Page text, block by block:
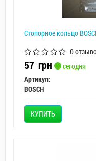
Стопорное кольцо
0
57 грн
сегодня
Артикул:
BOSCH
КУПИТЬ